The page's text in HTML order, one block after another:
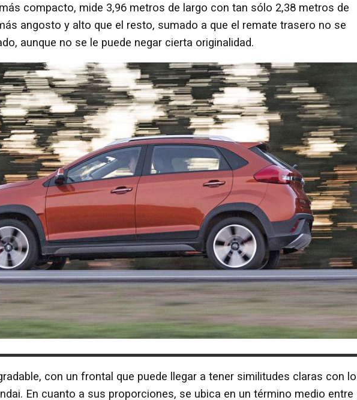
compacto, mide 3,96 metros de largo con tan sólo 2,38 metros de
angosto y alto que el resto, sumado a que el remate trasero no se
aunque no se le puede negar cierta originalidad.
con un frontal que puede llegar a tener similitudes claras con
En cuanto a sus proporciones, se ubica en un término medio entre